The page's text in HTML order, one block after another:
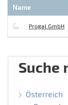
Name
Progal GmbH
Suche
Österreich